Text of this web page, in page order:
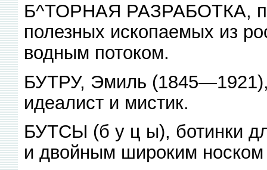
Б^ТОРНАЯ РАЗРАБОТКА,
полезных ископаемых из
водным потоком.
БУТРУ, Эмиль
идеалист и мистик.
БУТСЫ (б у ц ы), ботинки
и двойным широким